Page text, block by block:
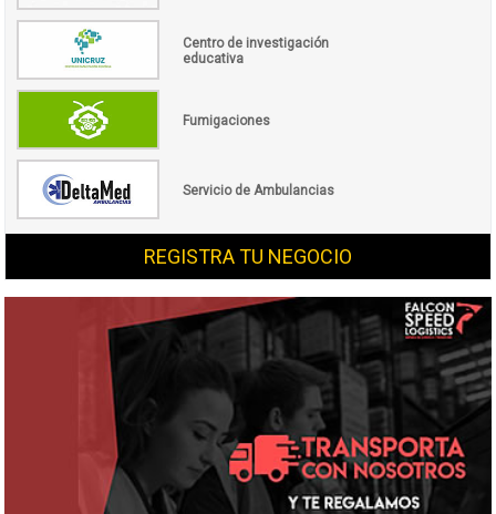
Centro de investigación
educativa
Fumigaciones
Servicio de Ambulancias
REGISTRA TU NEGOCIO